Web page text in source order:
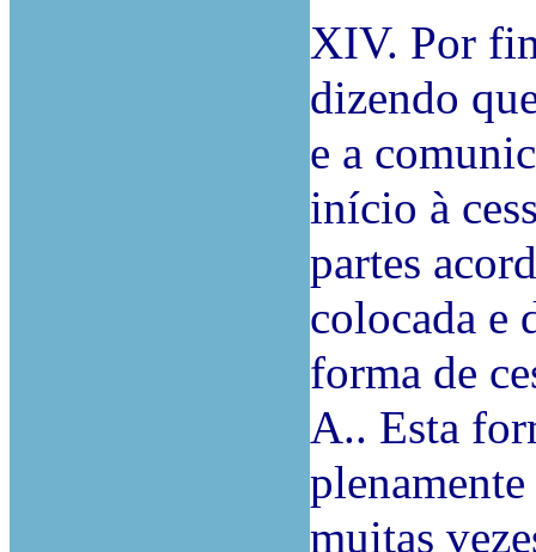
XIV. Por
dizendo
e a
início à
partes
colocada e
forma de
A.. Esta
muitas